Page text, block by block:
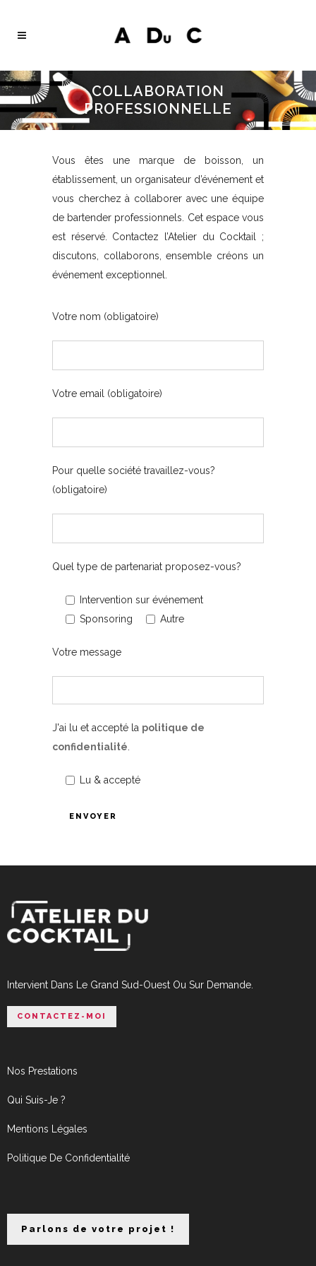
COLLABORATION
PROFESSIONNELLE
Vous êtes une marque de boisson, un
établissement, un organisateur d’événement et
vous cherchez à collaborer avec une équipe
de bartender professionnels. Cet espace vous
est réservé. Contactez l’Atelier du Cocktail ;
discutons, collaborons, ensemble créons un
événement exceptionnel.
Votre nom (obligatoire)
Votre email (obligatoire)
Pour quelle société travaillez-vous?
(obligatoire)
Quel type de partenariat proposez-vous?
Intervention sur événement
Sponsoring
Autre
Votre message
J'ai lu et accepté la politique de
confidentialité
Lu & accepté
Intervient Dans Le Grand Sud-Ouest Ou Sur Demande.
CONTACTEZ-MOI
Nos Prestations
Qui Suis-Je ?
Mentions Légales
Politique De Confidentialité
Parlons de votre projet !